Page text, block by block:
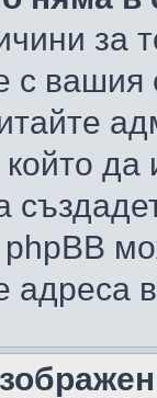
за
с вашия
да
адреса